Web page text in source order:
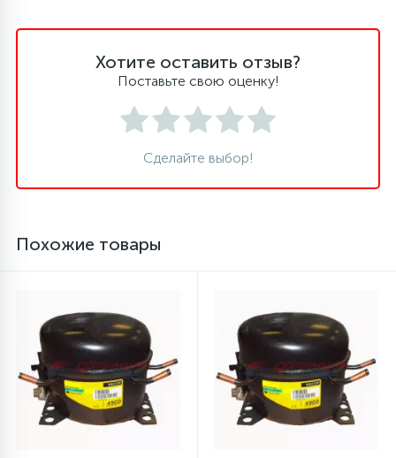
Стекла люка
ТЭНы (нагревательные элементы)
Улитки помп
Хотите оставить отзыв?
Поставьте свою оценку!
Сделайте выбор!
Похожие товары